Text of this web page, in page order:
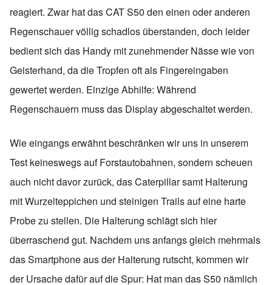
reagiert. Zwar hat das CAT S50 den einen oder anderen
Regenschauer völlig schadlos überstanden, doch leider
bedient sich das Handy mit zunehmender Nässe wie von
Geisterhand, da die Tropfen oft als Fingereingaben
gewertet werden. Einzige Abhilfe: Während
Regenschauern muss das Display abgeschaltet werden.
Wie eingangs erwähnt beschränken wir uns in unserem
Test keineswegs auf Forstautobahnen, sondern scheuen
auch nicht davor zurück, das Caterpillar samt Halterung
mit Wurzelteppichen und steinigen Trails auf eine harte
Probe zu stellen. Die Halterung schlägt sich hier
überraschend gut. Nachdem uns anfangs gleich mehrmals
das Smartphone aus der Halterung rutscht, kommen wir
der Ursache dafür auf die Spur: Hat man das S50 nämlich